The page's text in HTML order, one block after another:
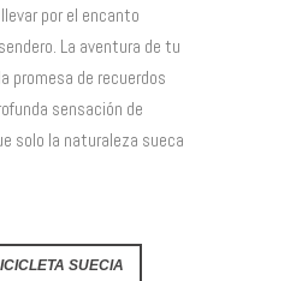
por el encanto
La aventura de tu
promesa de recuerdos
sensación de
solo la naturaleza sueca
SUECIA